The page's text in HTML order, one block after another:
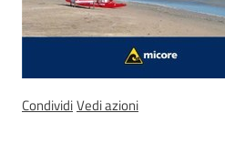
Novità
Servizi
CondividiVedi azioni